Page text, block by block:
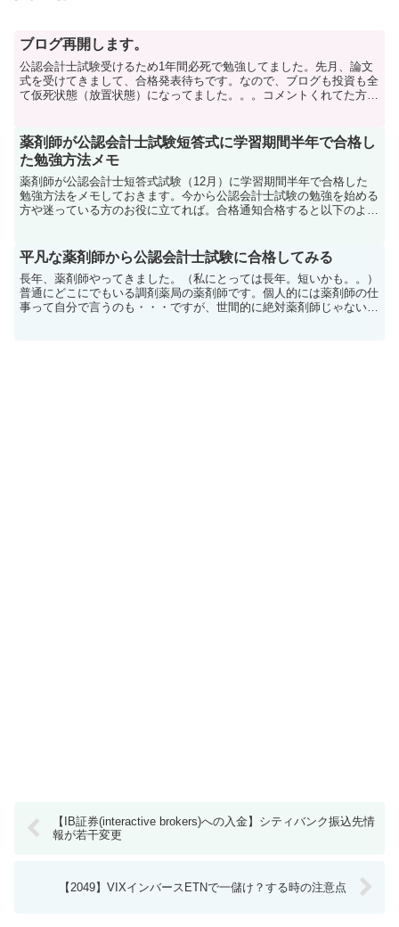
ブログ再開します。
公認会計士試験受けるため1年間必死で勉強してました。先月、論文
式を受けてきまして、合格発表待ちです。なので、ブログも投資も全
て仮死状態（放置状態）になってました。。。コメントくれてた方す
薬剤師が公認会計士試験短答式に学習期間半年で合格し
た勉強方法メモ
薬剤師が公認会計士短答式試験（12月）に学習期間半年で合格した
勉強方法をメモしておきます。今から公認会計士試験の勉強を始める
方や迷っている方のお役に立てれば。合格通知合格すると以下のよう
平凡な薬剤師から公認会計士試験に合格してみる
長年、薬剤師やってきました。（私にとっては長年。短いかも。。）
普通にどこにでもいる調剤薬局の薬剤師です。個人的には薬剤師の仕
事って自分で言うのも・・・ですが、世間的に絶対薬剤師じゃないと
【IB証券(interactive brokers)への入金】シティバンク振込先情
報が若干変更
【2049】VIXインバースETNで一儲け？する時の注意点